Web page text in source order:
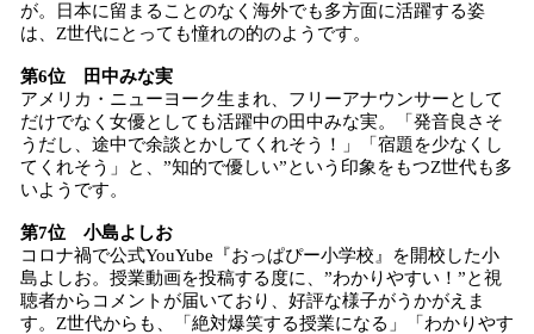
が。日本に留まることのなく海外でも多方面に活躍する姿
は、Z世代にとっても憧れの的のようです。
第6位 田中みな実
アメリカ・ニューヨーク生まれ、フリーアナウンサーとして
だけでなく女優としても活躍中の田中みな実。「発音良さそ
うだし、途中で余談とかしてくれそう！」「宿題を少なくし
てくれそう」と、”知的で優しい”という印象をもつZ世代も多
いようです。
第7位 小島よしお
コロナ禍で公式YouYube『おっぱぴー小学校』を開校した小
島よしお。授業動画を投稿する度に、”わかりやすい！”と視
聴者からコメントが届いており、好評な様子がうかがえま
す。Z世代からも、「絶対爆笑する授業になる」「わかりやす